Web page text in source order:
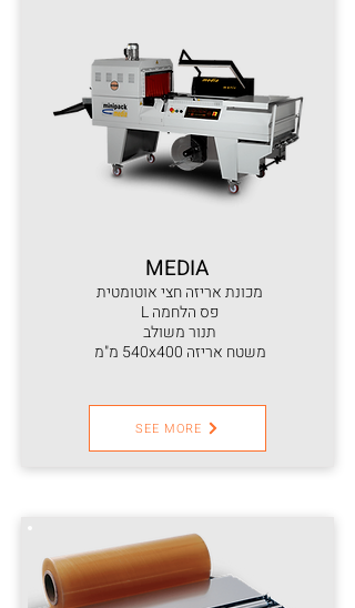
MEDIA
מכונת אריזה חצי אוטומטית
פס הלחמה L
תנור משולב
משטח אריזה 540x400 מ"מ
SEE MORE